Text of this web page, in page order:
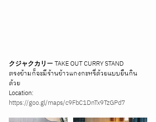
クジャクカリー TAKE OUT CURRY STAND
ตรงข้ามก็จะมีร้านข้าวแกงกะหรี่ด้วยแบบยืนกิน
ด้วย
Location:
https://goo.gl/maps/c9FbC1DnTx9TzGPd7